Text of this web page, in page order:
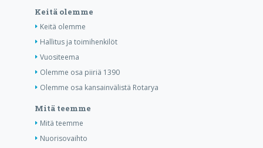
Keitä olemme
Keitä olemme
Hallitus ja toimihenkilöt
Vuositeema
Olemme osa piiriä 1390
Olemme osa kansainvälistä Rotarya
Mitä teemme
Mitä teemme
Nuorisovaihto